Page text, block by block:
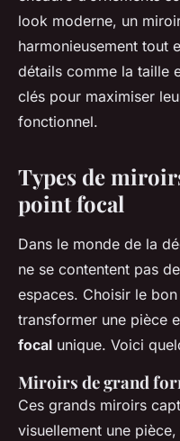
look moderne, un
harmonieusement tout
détails comme la taille
clés pour maximiser
fonctionnel.
Types de
point focal
Dans le monde de la
ne se contentent pas
espaces. Choisir le
transformer une pièce
focal unique. Voici
Miroirs de grand
Ces grands miroirs
visuellement une